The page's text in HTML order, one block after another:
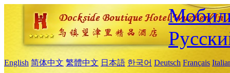
English 简体中文 繁體中文 日本語 한국어 Deutsch Français